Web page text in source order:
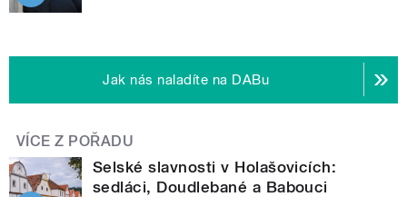
Jak nás naladíte na DABu
VÍCE Z POŘADU
Selské slavnosti v Holašovicích:
sedláci, Doudlebané a Babouci